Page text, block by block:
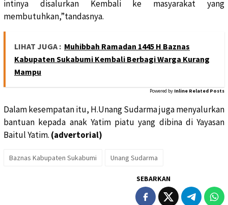
intinya disalurkan Kembali ke masyarakat yang
membutuhkan,”tandasnya.
LIHAT JUGA : Muhibbah Ramadan 1445 H Baznas
Kabupaten Sukabumi Kembali Berbagi Warga Kurang
Mampu
Powered by Inline Related Posts
Dalam kesempatan itu, H.Unang Sudarma juga menyalurkan
bantuan kepada anak Yatim piatu yang dibina di Yayasan
Baitul Yatim. (advertorial)
Baznas Kabupaten Sukabumi Unang Sudarma
SEBARKAN